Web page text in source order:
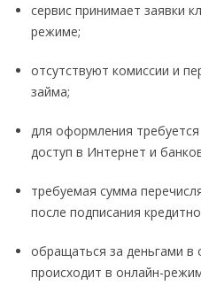
сервис принимает заявки
режиме;
отсутствуют комиссии и
займа;
для оформления
доступ в Интернет и
требуемая сумма
после подписания
обращаться за деньгами
происходит в онлайн-